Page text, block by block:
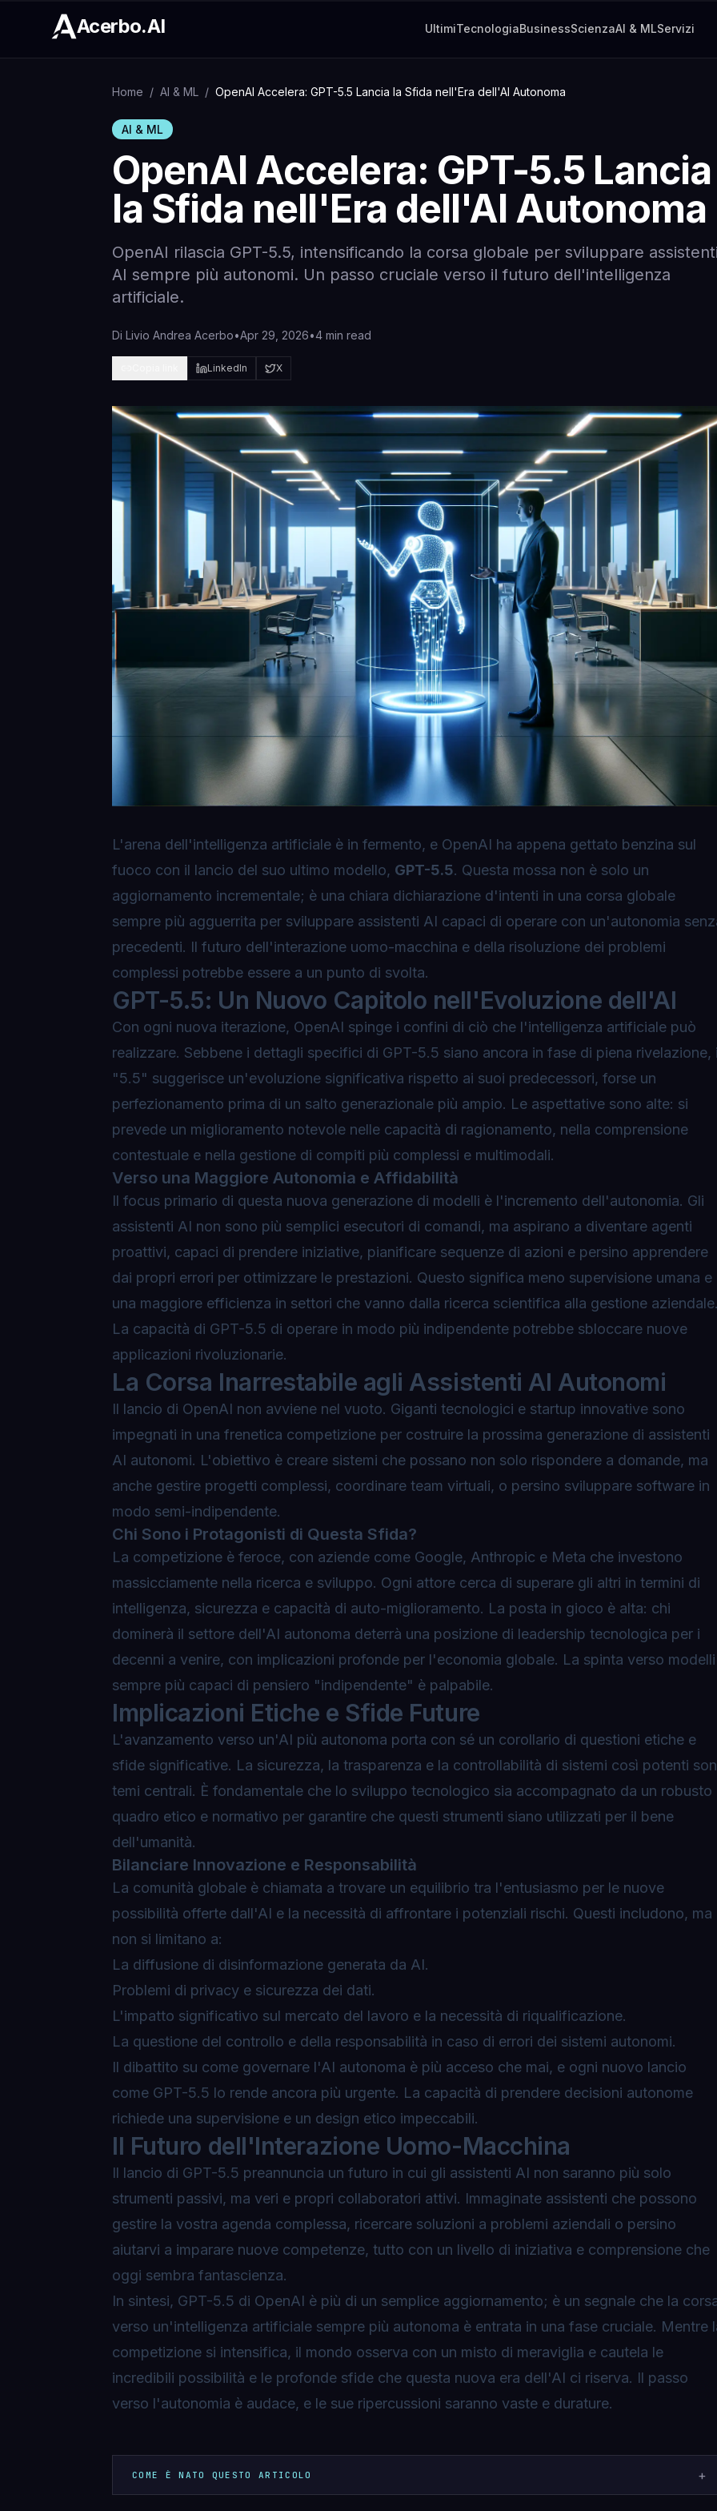
Acerbo.AI UltimiTecnologiaBusinessScienzaAI & MLServizi
Home / AI & ML / OpenAI Accelera: GPT-5.5 Lancia la Sfida nell'Era dell'AI Autonoma
AI & ML
OpenAI Accelera: GPT-5.5 Lancia
la Sfida nell'Era dell'AI Autonoma
OpenAI rilascia GPT-5.5, intensificando la corsa globale per sviluppare
AI sempre più autonomi. Un passo cruciale verso il futuro dell'intelligenza
artificiale.
Di Livio Andrea Acerbo•Apr 29, 2026•4 min read
LinkedIn X
L'arena dell'intelligenza artificiale è in fermento, e OpenAI ha appena gettato benzina sul
fuoco con il lancio del suo ultimo modello, GPT-5.5. Questa mossa non è solo un
aggiornamento incrementale; è una chiara dichiarazione d'intenti in una corsa globale
sempre più agguerrita per sviluppare assistenti AI capaci di operare con un'autonomia
precedenti. Il futuro dell'interazione uomo-macchina e della risoluzione dei problemi
complessi potrebbe essere a un punto di svolta.
GPT-5.5: Un Nuovo Capitolo nell'Evoluzione dell'AI
Con ogni nuova iterazione, OpenAI spinge i confini di ciò che l'intelligenza artificiale può
realizzare. Sebbene i dettagli specifici di GPT-5.5 siano ancora in fase di piena rivelazione,
"5.5" suggerisce un'evoluzione significativa rispetto ai suoi predecessori, forse un
perfezionamento prima di un salto generazionale più ampio. Le aspettative sono alte: si
prevede un miglioramento notevole nelle capacità di ragionamento, nella comprensione
contestuale e nella gestione di compiti più complessi e multimodali.
Verso una Maggiore Autonomia e Affidabilità
Il focus primario di questa nuova generazione di modelli è l'incremento dell'autonomia. Gli
assistenti AI non sono più semplici esecutori di comandi, ma aspirano a diventare agenti
proattivi, capaci di prendere iniziative, pianificare sequenze di azioni e persino apprendere
dai propri errori per ottimizzare le prestazioni. Questo significa meno supervisione umana e
una maggiore efficienza in settori che vanno dalla ricerca scientifica alla gestione
La capacità di GPT-5.5 di operare in modo più indipendente potrebbe sbloccare nuove
applicazioni rivoluzionarie.
La Corsa Inarrestabile agli Assistenti AI Autonomi
Il lancio di OpenAI non avviene nel vuoto. Giganti tecnologici e startup innovative sono
impegnati in una frenetica competizione per costruire la prossima generazione di assistenti
AI autonomi. L'obiettivo è creare sistemi che possano non solo rispondere a domande, ma
anche gestire progetti complessi, coordinare team virtuali, o persino sviluppare software in
modo semi-indipendente.
Chi Sono i Protagonisti di Questa Sfida?
La competizione è feroce, con aziende come Google, Anthropic e Meta che investono
massicciamente nella ricerca e sviluppo. Ogni attore cerca di superare gli altri in termini di
intelligenza, sicurezza e capacità di auto-miglioramento. La posta in gioco è alta: chi
dominerà il settore dell'AI autonoma deterrà una posizione di leadership tecnologica per i
decenni a venire, con implicazioni profonde per l'economia globale. La spinta verso modelli
sempre più capaci di pensiero "indipendente" è palpabile.
Implicazioni Etiche e Sfide Future
L'avanzamento verso un'AI più autonoma porta con sé un corollario di questioni etiche e
sfide significative. La sicurezza, la trasparenza e la controllabilità di sistemi così potenti
temi centrali. È fondamentale che lo sviluppo tecnologico sia accompagnato da un robusto
quadro etico e normativo per garantire che questi strumenti siano utilizzati per il bene
dell'umanità.
Bilanciare Innovazione e Responsabilità
La comunità globale è chiamata a trovare un equilibrio tra l'entusiasmo per le nuove
possibilità offerte dall'AI e la necessità di affrontare i potenziali rischi. Questi includono, ma
non si limitano a:
La diffusione di disinformazione generata da AI.
Problemi di privacy e sicurezza dei dati.
L'impatto significativo sul mercato del lavoro e la necessità di riqualificazione.
La questione del controllo e della responsabilità in caso di errori dei sistemi autonomi.
Il dibattito su come governare l'AI autonoma è più acceso che mai, e ogni nuovo lancio
come GPT-5.5 lo rende ancora più urgente. La capacità di prendere decisioni autonome
richiede una supervisione e un design etico impeccabili.
Il Futuro dell'Interazione Uomo-Macchina
Il lancio di GPT-5.5 preannuncia un futuro in cui gli assistenti AI non saranno più solo
strumenti passivi, ma veri e propri collaboratori attivi. Immaginate assistenti che possono
gestire la vostra agenda complessa, ricercare soluzioni a problemi aziendali o persino
aiutarvi a imparare nuove competenze, tutto con un livello di iniziativa e comprensione che
oggi sembra fantascienza.
In sintesi, GPT-5.5 di OpenAI è più di un semplice aggiornamento; è un segnale che la
verso un'intelligenza artificiale sempre più autonoma è entrata in una fase cruciale. Mentre
competizione si intensifica, il mondo osserva con un misto di meraviglia e cautela le
incredibili possibilità e le profonde sfide che questa nuova era dell'AI ci riserva. Il passo
verso l'autonomia è audace, e le sue ripercussioni saranno vaste e durature.
COME È NATO QUESTO ARTICOLO +